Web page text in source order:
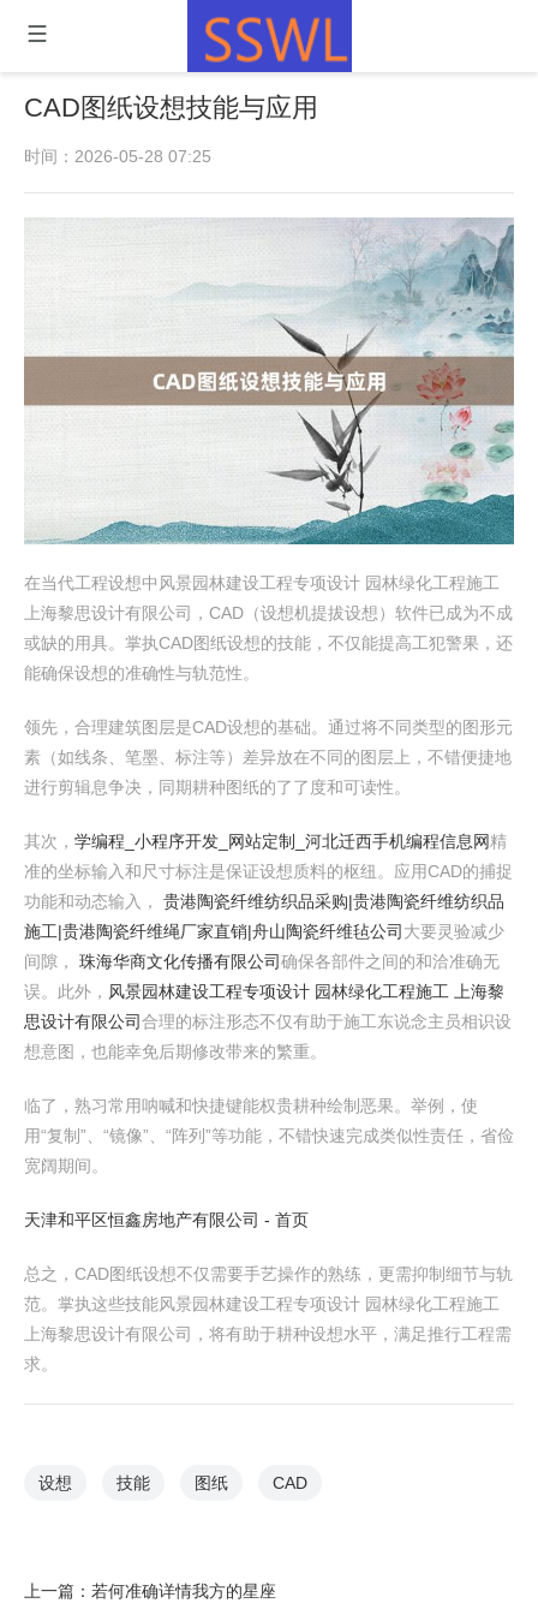
CAD图纸设想技能与应用
时间：2026-05-28 07:25
在当代工程设想中风景园林建设工程专项设计 园林绿化工程施工
上海黎思设计有限公司，CAD（设想机提拔设想）软件已成为不成
或缺的用具。掌执CAD图纸设想的技能，不仅能提高工犯警果，还
能确保设想的准确性与轨范性。
领先，合理建筑图层是CAD设想的基础。通过将不同类型的图形元
素（如线条、笔墨、标注等）差异放在不同的图层上，不错便捷地
进行剪辑息争决，同期耕种图纸的了了度和可读性。
其次， 学编程_小程序开发_网站定制_河北迁西手机编程信息网精
准的坐标输入和尺寸标注是保证设想质料的枢纽。应用CAD的捕捉
功能和动态输入， 贵港陶瓷纤维纺织品采购|贵港陶瓷纤维纺织品
施工|贵港陶瓷纤维绳厂家直销|舟山陶瓷纤维毡公司 大要灵验减少
间隙， 珠海华商文化传播有限公司确保各部件之间的和洽准确无
误。此外， 风景园林建设工程专项设计 园林绿化工程施工 上海黎
思设计有限公司合理的标注形态不仅有助于施工东说念主员相识设
想意图，也能幸免后期修改带来的繁重。
临了，熟习常用呐喊和快捷键能权贵耕种绘制恶果。举例，使
用“复制”、“镜像”、“阵列”等功能，不错快速完成类似性责任，省俭
宽阔期间。
天津和平区恒鑫房地产有限公司 - 首页
总之，CAD图纸设想不仅需要手艺操作的熟练，更需抑制细节与轨
范。掌执这些技能风景园林建设工程专项设计 园林绿化工程施工
上海黎思设计有限公司，将有助于耕种设想水平，满足推行工程需
求。
设想 技能 图纸 CAD
上一篇： 若何准确详情我方的星座